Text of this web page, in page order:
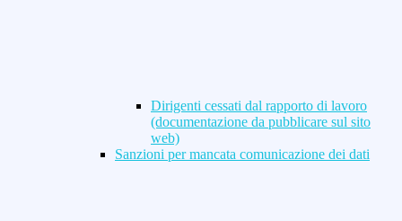
Dirigenti cessati dal rapporto di lavoro
(documentazione da pubblicare sul sito
web)
Sanzioni per mancata comunicazione dei dati